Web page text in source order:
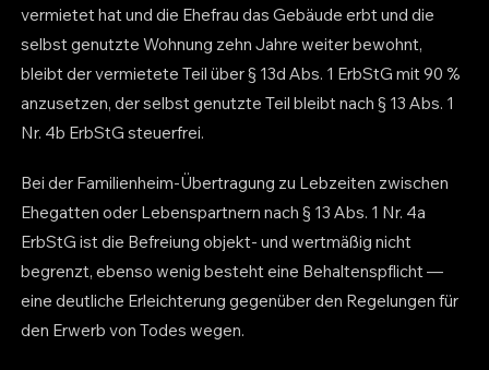
vermietet hat und die Ehefrau das Gebäude erbt und die
selbst genutzte Wohnung zehn Jahre weiter bewohnt,
bleibt der vermietete Teil über § 13d Abs. 1 ErbStG mit 90 %
anzusetzen, der selbst genutzte Teil bleibt nach § 13 Abs. 1
Nr. 4b ErbStG steuerfrei.
Bei der Familienheim-Übertragung zu Lebzeiten zwischen
Ehegatten oder Lebenspartnern nach § 13 Abs. 1 Nr. 4a
ErbStG ist die Befreiung objekt- und wertmäßig nicht
begrenzt, ebenso wenig besteht eine Behaltenspflicht —
eine deutliche Erleichterung gegenüber den Regelungen für
den Erwerb von Todes wegen.